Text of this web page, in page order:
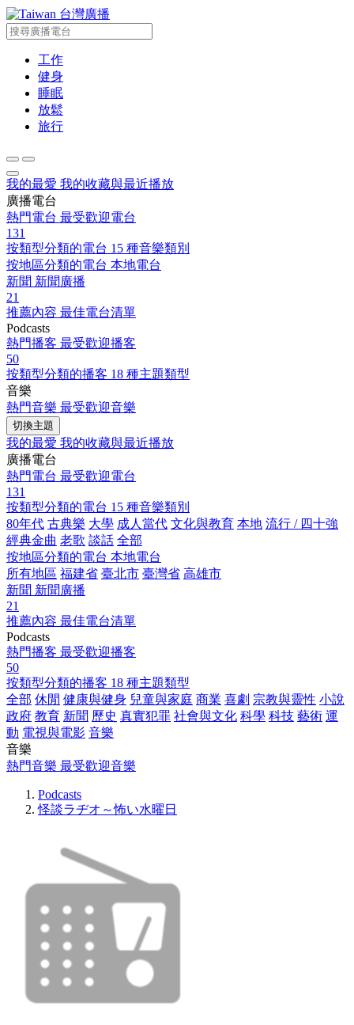
台灣廣播
工作
健身
睡眠
放鬆
旅行
我的最愛 我的收藏與最近播放
廣播電台
熱門電台 最受歡迎電台
131
按類型分類的電台 15 種音樂類別
按地區分類的電台 本地電台
新聞 新聞廣播
21
推薦內容 最佳電台清單
Podcasts
熱門播客 最受歡迎播客
50
按類型分類的播客 18 種主題類型
音樂
熱門音樂 最受歡迎音樂
切換主題
我的最愛 我的收藏與最近播放
廣播電台
熱門電台 最受歡迎電台
131
按類型分類的電台 15 種音樂類別
80年代 古典樂 大學 成人當代 文化與教育 本地 流行 / 四十強
經典金曲 老歌 談話 全部
按地區分類的電台 本地電台
所有地區 福建省 臺北市 臺灣省 高雄市
新聞 新聞廣播
21
推薦內容 最佳電台清單
Podcasts
熱門播客 最受歡迎播客
50
按類型分類的播客 18 種主題類型
全部 休閒 健康與健身 兒童與家庭 商業 喜劇 宗教與靈性 小說
政府 教育 新聞 歷史 真實犯罪 社會與文化 科學 科技 藝術 運
動 電視與電影 音樂
音樂
熱門音樂 最受歡迎音樂
Podcasts
怪談ラヂオ～怖い水曜日